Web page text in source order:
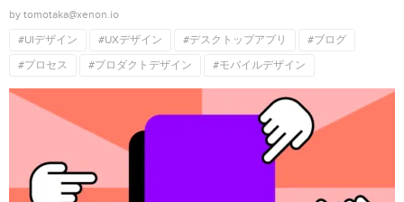
by tomotaka@xenon.io
#UIデザイン
#UXデザイン #デスクトップアプリ
#ブログ
#プロセス
#プロダクトデザイン #モバイルデザイン